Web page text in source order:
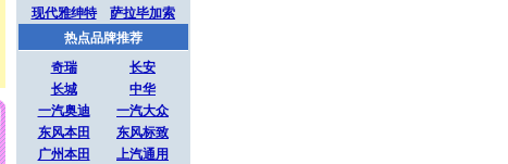
现代雅绅特
萨拉毕加索
热点品牌推荐
奇瑞
长安
长城
中华
一汽奥迪
一汽大众
东风本田
东风标致
广州本田
上汽通用